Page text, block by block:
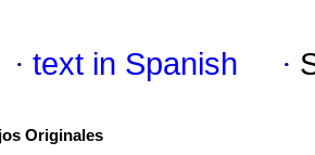
· text in Spanish ·
Originales